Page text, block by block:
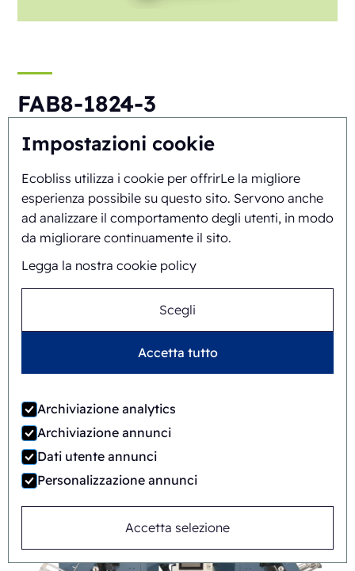
Impostazioni cookie
Ecobliss utilizza i cookie per offrirLe la migliore
esperienza possibile su questo sito. Servono anche
ad analizzare il comportamento degli utenti, in modo
da migliorare continuamente il sito.
Legga la nostra cookie policy
Scegli
Accetta tutto
Archiviazione analytics
Archiviazione annunci
Dati utente annunci
Personalizzazione annunci
Accetta selezione
FAB8-1824-3
Automatica Rotary
FAB8-1418-3-CS